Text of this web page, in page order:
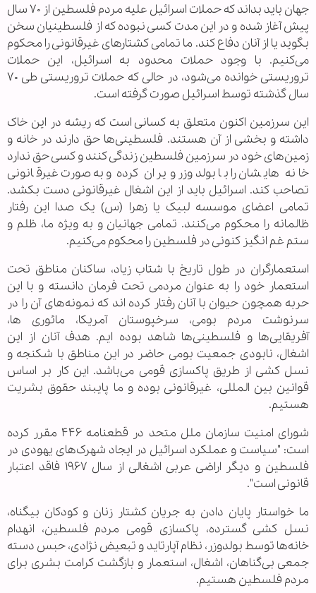
جهان باید بداند که حملات اسرائیل علیه مردم فلسطین از ۷۰ سال
پیش آغاز شده و در این مدت کسی نبوده که از فلسطینیان سخن
بگوید یا از آنان دفاع کند. ما تمامی کشتار‌های غیرقانونی را محکوم
می‌کنیم. با وجود حملات محدود به اسرائیل، این حملات
تروریستی خوانده می‌شود، در حالی که حملات تروریستی طی ۷۰
سال گذشته توسط اسرائیل صورت گرفته است.
این سرزمین اکنون متعلق به کسانی است که ریشه در این خاک
داشته و بخشی از آن هستند. فلسطینی‌ها حق دارند در خانه و
زمین‌های خود در سرزمین فلسطین زندگی کنند و کسی حق ندارد
خانه هایشان را با بولدوزر ویران کرده و به صورت غیرقانونی
تصاحب کند. اسرائیل باید از این اشغال غیرقانونی دست بکشد.
تمامی اعضای موسسه لبیک یا زهرا (س) یک صدا این رفتار
ظالمانه را محکوم می‌کنند. تمامی جهانیان و به ویژه ما، ظلم و
ستم غم انگیز کنونی در فلسطین را محکوم می‌کنیم.
استعمارگران در طول تاریخ با شتاب زیاد، ساکنان مناطق تحت
استعمار خود را به عنوان مردمی تحت فرمان دانسته و با این
حربه همچون حیوان با آنان رفتار کرده اند که نمونه‌های آن را در
سرنوشت مردم بومی، سرخپوستان آمریکا، مائوری ها،
آفریقایی‌ها و فلسطینی‌ها شاهد بوده ایم. هدف آنان از این
اشغال، نابودی جمعیت بومی حاضر در این مناطق با شکنجه و
نسل کشی از طریق پاکسازی قومی می‌باشد. این کار بر اساس
قوانین بین المللی، غیرقانونی بوده و ما پایبند حقوق بشریت
هستیم.
شورای امنیت سازمان ملل متحد در قطعنامه ۴۴۶ مقرر کرده
است: "سیاست و عملکرد اسرائیل در ایجاد شهرک‌های یهودی در
فلسطین و دیگر اراضی عربی اشغالی از سال ۱۹۶۷ فاقد اعتبار
قانونی است".
ما خواستار پایان دادن به جریان کشتار زنان و کودکان بیگناه،
نسل کشی گسترده، پاکسازی قومی مردم فلسطین، انهدام
خانه‌ها توسط بولدوزر، نظام آپارتاید و تبعیض نژادی، حبس دسته
جمعی بی‌گناهان، اشغال، استعمار و بازگشت کرامت بشری برای
مردم فلسطین هستیم.